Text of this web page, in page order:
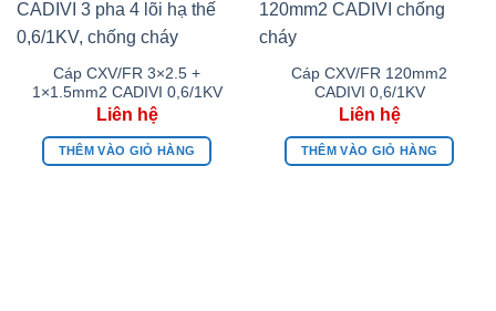
Cáp CXV/FR 3×2.5 +
1×1.5mm2 CADIVI 0,6/1KV
THÊM VÀO GIỎ HÀNG
Cáp CXV/FR 120mm2
CADIVI 0,6/1KV
THÊM VÀO GIỎ HÀNG